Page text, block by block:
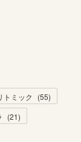
トミック (55)
(21)